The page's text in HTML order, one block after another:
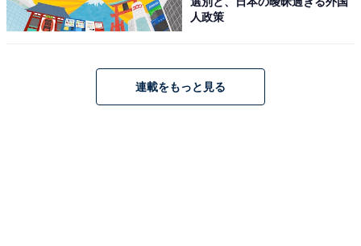
【楽天トラベルセール】「湯の花温泉 松園
日】
人政策
連載をもっと見る